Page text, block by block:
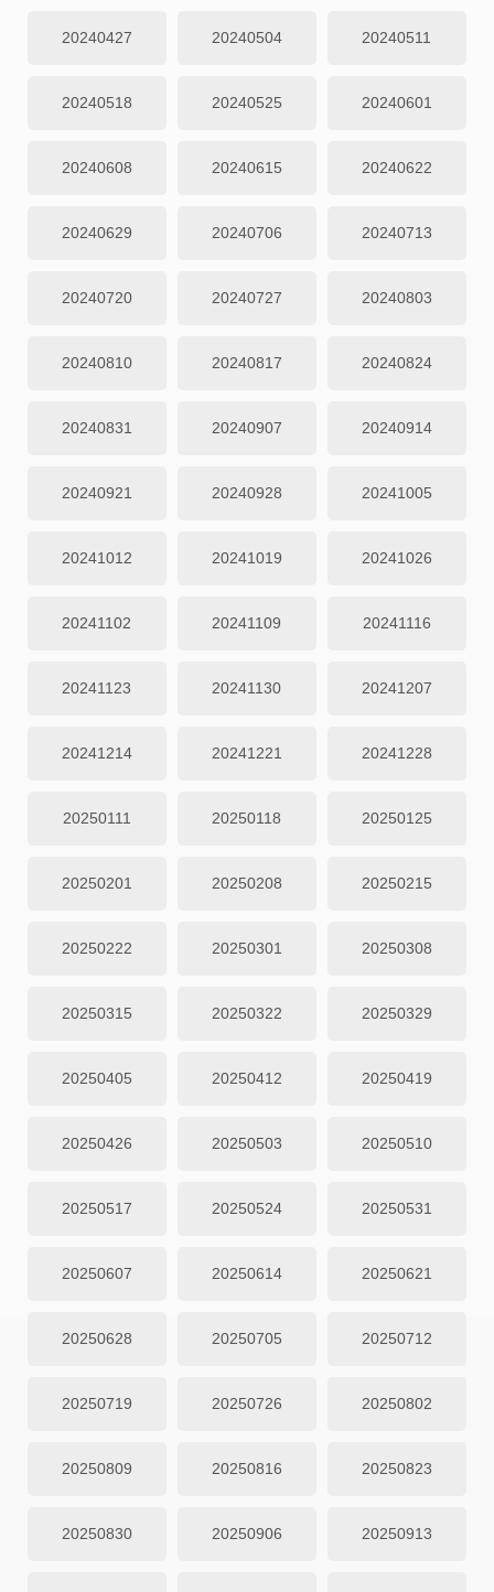
20240427 20240504 20240511
20240518 20240525 20240601
20240608 20240615 20240622
20240629 20240706 20240713
20240720 20240727 20240803
20240810 20240817 20240824
20240831 20240907 20240914
20240921 20240928 20241005
20241012 20241019 20241026
20241102 20241109 20241116
20241123 20241130 20241207
20241214 20241221 20241228
20250111 20250118 20250125
20250201 20250208 20250215
20250222 20250301 20250308
20250315 20250322 20250329
20250405 20250412 20250419
20250426 20250503 20250510
20250517 20250524 20250531
20250607 20250614 20250621
20250628 20250705 20250712
20250719 20250726 20250802
20250809 20250816 20250823
20250830 20250906 20250913